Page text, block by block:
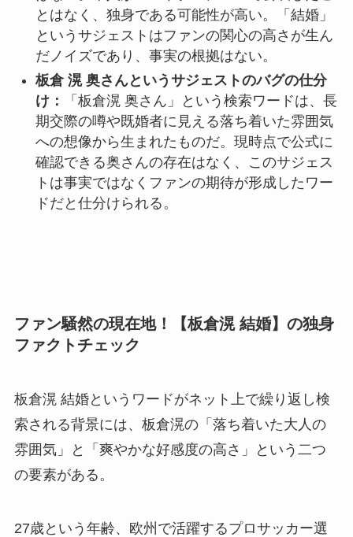
とはなく、独身である可能性が高い。「結婚」
というサジェストはファンの関心の高さが生ん
だノイズであり、事実の根拠はない。
板倉 滉 奥さんというサジェストのバグの仕分
け：
「板倉滉 奥さん」という検索ワードは、長
期交際の噂や既婚者に見える落ち着いた雰囲気
への想像から生まれたものだ。現時点で公式に
確認できる奥さんの存在はなく、このサジェス
トは事実ではなくファンの期待が形成したワー
ドだと仕分けられる。
ファン騒然の現在地！【板倉滉 結婚】の独身
ファクトチェック
板倉滉 結婚というワードがネット上で繰り返し検
索される背景には、板倉滉の「落ち着いた大人の
雰囲気」と「爽やかな好感度の高さ」という二つ
の要素がある。
27歳という年齢、欧州で活躍するプロサッカー選